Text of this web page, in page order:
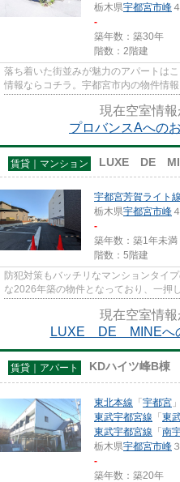
栃木県宇都宮市峰
-
築年数：築30年
階数：2階建
落ち着いた街並みが魅力のアパートは
情報ならコチラ。宇都宮市内の物件情
さい。地域に密着しているの...
現在空室情報
プロバンスAへの
賃貸｜マンション LUXE DE
宇都宮芳賀ライト線
栃木県宇都宮市峰
-
築年数：築1年未満
階数：5階建
防犯対策もバッチリなマンションタイ
な2026年築の物件となっており、一押
支払いいただけるので、決済...
現在空室情報
LUXE DE MINEへ
賃貸｜アパート KDハイツ峰B棟
東北本線 「宇都宮
東武宇都宮線 「東
東武宇都宮線 「南
栃木県宇都宮市峰
-
築年数：築20年